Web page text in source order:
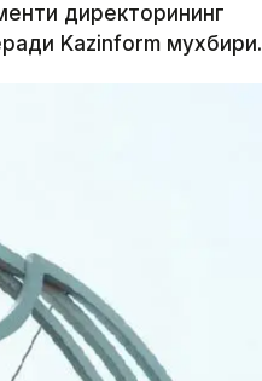
директорининг
Kazinform мухбири.